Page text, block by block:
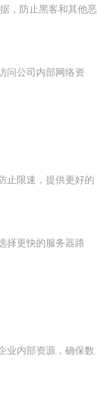
，防止黑客和其他恶
问公司内部网络资
止限速，提供更好的
择更快的服务器路
业内部资源，确保数